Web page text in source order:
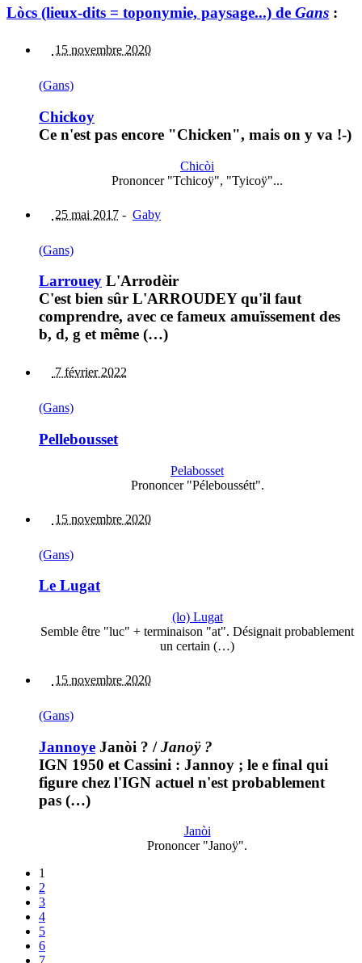
Lòcs (lieux-dits = toponymie, paysage...) de Gans :
15 novembre 2020
(Gans)
Chickoy
Ce n'est pas encore "Chicken", mais on y va !-)
Chicòi
Prononcer "Tchicoÿ", "Tyicoÿ"...
25 mai 2017 - Gaby
(Gans)
Larrouey L'Arrodèir
C'est bien sûr L'ARROUDEY qu'il faut
comprendre, avec ce fameux amuïssement des
b, d, g et même (…)
7 février 2022
(Gans)
Pellebousset
Pelabosset
Prononcer "Péleboussétt".
15 novembre 2020
(Gans)
Le Lugat
(lo) Lugat
Semble être "luc" + terminaison "at". Désignait probablement
un certain (…)
15 novembre 2020
(Gans)
Jannoye Janòi ? /Janoÿ ?
IGN 1950 et Cassini : Jannoy ; le e final qui
figure chez l'IGN actuel n'est probablement
pas (…)
Janòi
Prononcer "Janoÿ".
1
2
3
4
5
6